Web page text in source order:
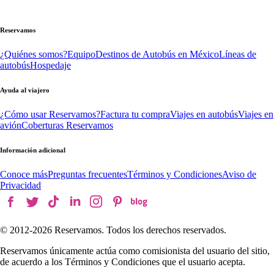
Reservamos
¿Quiénes somos?EquipoDestinos de Autobús en MéxicoLíneas de
autobúsHospedaje
Ayuda al viajero
¿Cómo usar Reservamos?Factura tu compraViajes en autobúsViajes en
aviónCoberturas Reservamos
Información adicional
Conoce másPreguntas frecuentesTérminos y CondicionesAviso de
Privacidad
© 2012-2026 Reservamos. Todos los derechos reservados.
Reservamos únicamente actúa como comisionista del usuario del sitio,
de acuerdo a los Términos y Condiciones que el usuario acepta.